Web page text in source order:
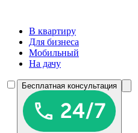
В квартиру
Для бизнеса
Мобильный
На дачу
Бесплатная консультация